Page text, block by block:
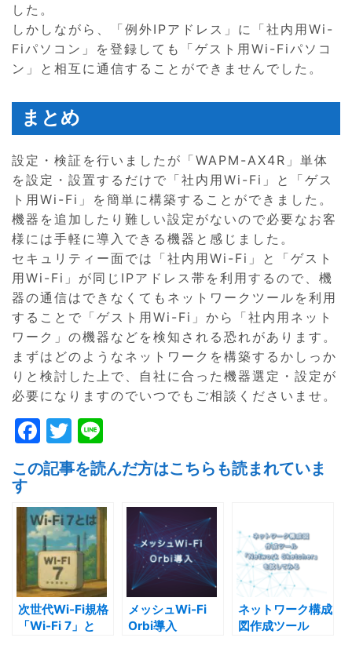
した。
しかしながら、「例外IPアドレス」に「社内用Wi-
Fiパソコン」を登録しても「ゲスト用Wi-Fiパソコ
ン」と相互に通信することができませんでした。
まとめ
設定・検証を行いましたが「WAPM-AX4R」単体
を設定・設置するだけで「社内用Wi-Fi」と「ゲス
ト用Wi-Fi」を簡単に構築することができました。
機器を追加したり難しい設定がないので必要なお客
様には手軽に導入できる機器と感じました。
セキュリティー面では「社内用Wi-Fi」と「ゲスト
用Wi-Fi」が同じIPアドレス帯を利用するので、機
器の通信はできなくてもネットワークツールを利用
することで「ゲスト用Wi-Fi」から「社内用ネット
ワーク」の機器などを検知される恐れがあります。
まずはどのようなネットワークを構築するかしっか
りと検討した上で、自社に合った機器選定・設定が
必要になりますのでいつでもご相談くださいませ。
F
a
c
e
b
o
o
k
T
w
itt
er
n
e
この記事を読んだ方はこちらも読まれていま
す
次世代Wi-Fi規格
「Wi-Fi 7」と
メッシュWi-Fi
Orbi導入
ネットワーク構成
図作成ツール